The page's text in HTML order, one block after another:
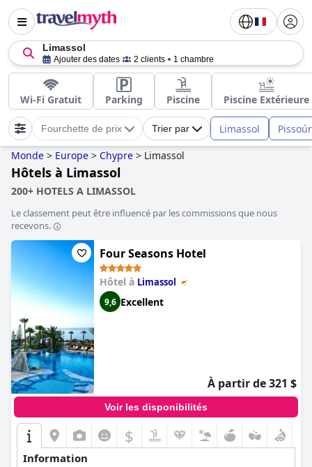
Limassol
Ajouter des dates 2 clients 1 chambre
Wi-Fi Gratuit Parking Piscine Piscine Extérieure
Fourchette de prix Trier par Limassol
Monde > Europe > Chypre > Limassol
Hôtels à Limassol
200+ HOTELS A LIMASSOL
Le classement peut être influencé par les commissions que nous
recevons.
Four Seasons Hotel
Hôtel à Limassol
9,6 Excellent
À partir de 321 $
Voir les disponibilités
$
Information